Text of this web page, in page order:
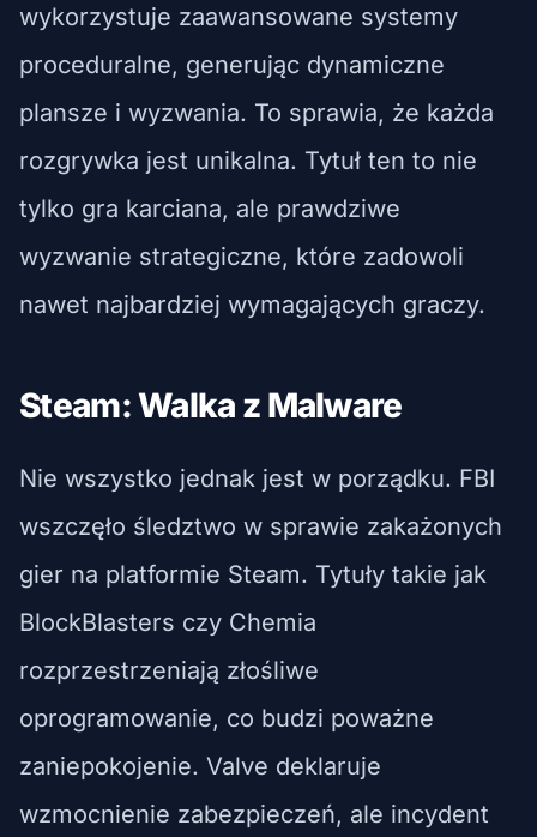
wykorzystuje zaawansowane systemy
proceduralne, generując dynamiczne
plansze i wyzwania. To sprawia, że każda
rozgrywka jest unikalna. Tytuł ten to nie
tylko gra karciana, ale prawdziwe
wyzwanie strategiczne, które zadowoli
nawet najbardziej wymagających graczy.
Steam: Walka z Malware
Nie wszystko jednak jest w porządku. FBI
wszczęło śledztwo w sprawie zakażonych
gier na platformie Steam. Tytuły takie jak
BlockBlasters czy Chemia
rozprzestrzeniają złośliwe
oprogramowanie, co budzi poważne
zaniepokojenie. Valve deklaruje
wzmocnienie zabezpieczeń, ale incydent